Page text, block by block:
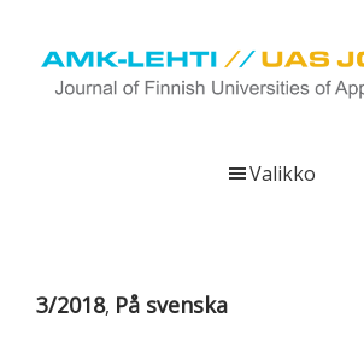
Hyppää
pääsisältöön
Hyppää
ensisijaiseen
Hyppää
alatunnisteeseen
viestittää
Valikko
3/2018, På svenska